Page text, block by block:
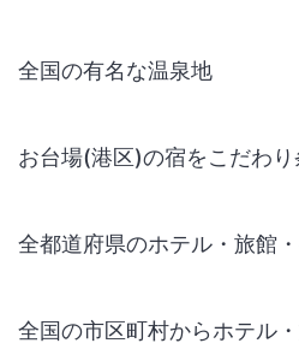
全国の有名な温泉地
お台場(港区)の宿をこだわ
全都道府県のホテル・旅館
全国の市区町村からホテル